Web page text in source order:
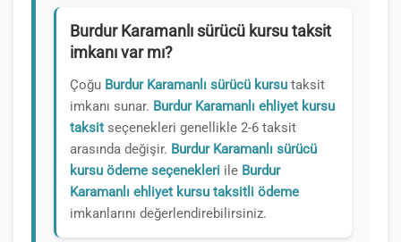
Burdur Karamanlı sürücü kursu taksit
imkanı var mı?
Çoğu Burdur Karamanlı sürücü kursu taksit
imkanı sunar. Burdur Karamanlı ehliyet kursu
taksit seçenekleri genellikle 2-6 taksit
arasında değişir. Burdur Karamanlı sürücü
kursu ödeme seçenekleri ile Burdur
Karamanlı ehliyet kursu taksitli ödeme
imkanlarını değerlendirebilirsiniz.